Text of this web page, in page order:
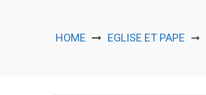
HOME EGLISE ET PAPE ➞